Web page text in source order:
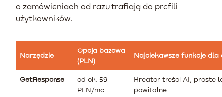
o zamówieniach od razu trafiają do profili
użytkowników.
Narzędzie
Opcja bazowa
(PLN)
Najciekawsze funkcje dla
GetResponse
od ok. 59
PLN/mc
Kreator treści AI, proste
powitalne